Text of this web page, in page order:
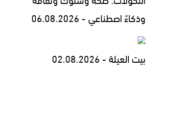
وذكاءٌ اصطناعي - 06.08.2026
بيت العيلة - 02.08.2026